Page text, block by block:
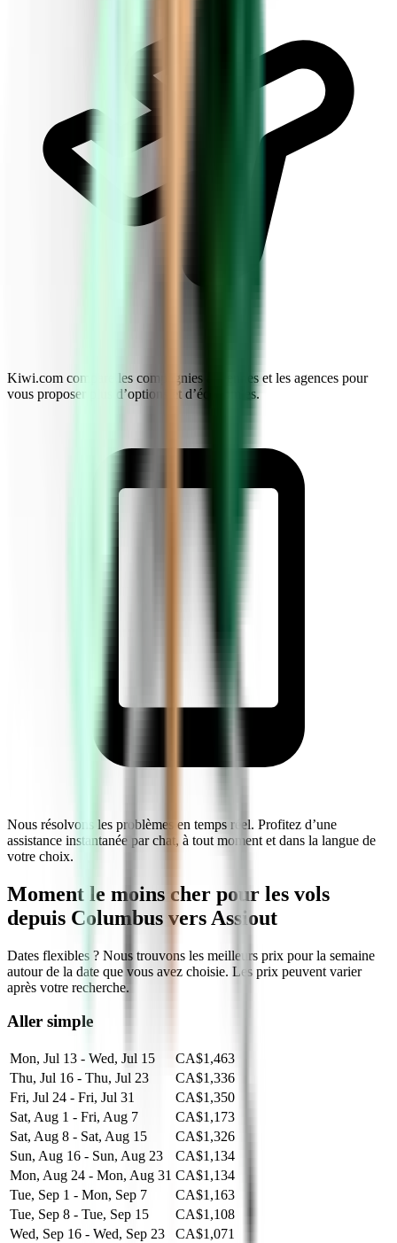
Kiwi.com compare les compagnies aériennes et les agences pour
vous proposer plus d’options et d’économies.
Nous résolvons les problèmes en temps réel. Profitez d’une
assistance instantanée par chat, à tout moment et dans la langue de
votre choix.
Moment le moins cher pour les vols
depuis Columbus vers Assiout
Dates flexibles ? Nous trouvons les meilleurs prix pour la semaine
autour de la date que vous avez choisie. Les prix peuvent varier
après votre recherche.
Aller simple
Mon, Jul 13 - Wed, Jul 15
CA$1,463
Thu, Jul 16 - Thu, Jul 23
CA$1,336
Fri, Jul 24 - Fri, Jul 31
CA$1,350
Sat, Aug 1 - Fri, Aug 7
CA$1,173
Sat, Aug 8 - Sat, Aug 15
CA$1,326
Sun, Aug 16 - Sun, Aug 23
CA$1,134
Mon, Aug 24 - Mon, Aug 31 CA$1,134
Tue, Sep 1 - Mon, Sep 7
CA$1,163
Tue, Sep 8 - Tue, Sep 15
CA$1,108
Wed, Sep 16 - Wed, Sep 23
CA$1,071